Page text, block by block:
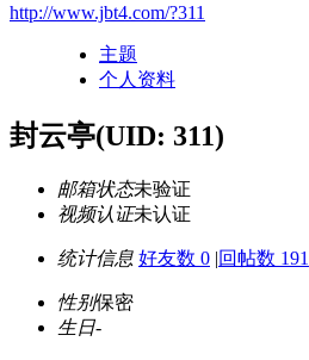
http://www.jbt4.com/?311
主题
个人资料
封云亭(UID: 311)
邮箱状态未验证
视频认证未认证
统计信息 好友数 0 |回帖数 191
性别保密
生日-